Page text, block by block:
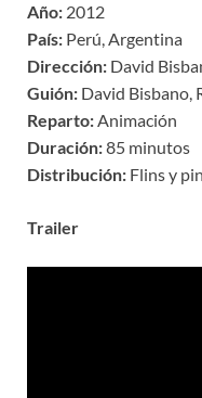
Año: 2012
País: Perú, Argentina
Dirección: David
Guión: David Bisbano,
Reparto:Animación
Duración:85 minutos
Distribución: Flins y
Trailer